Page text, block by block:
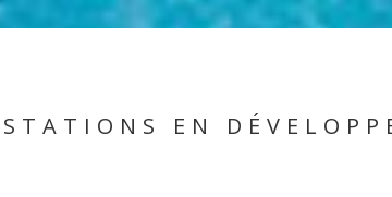
EN